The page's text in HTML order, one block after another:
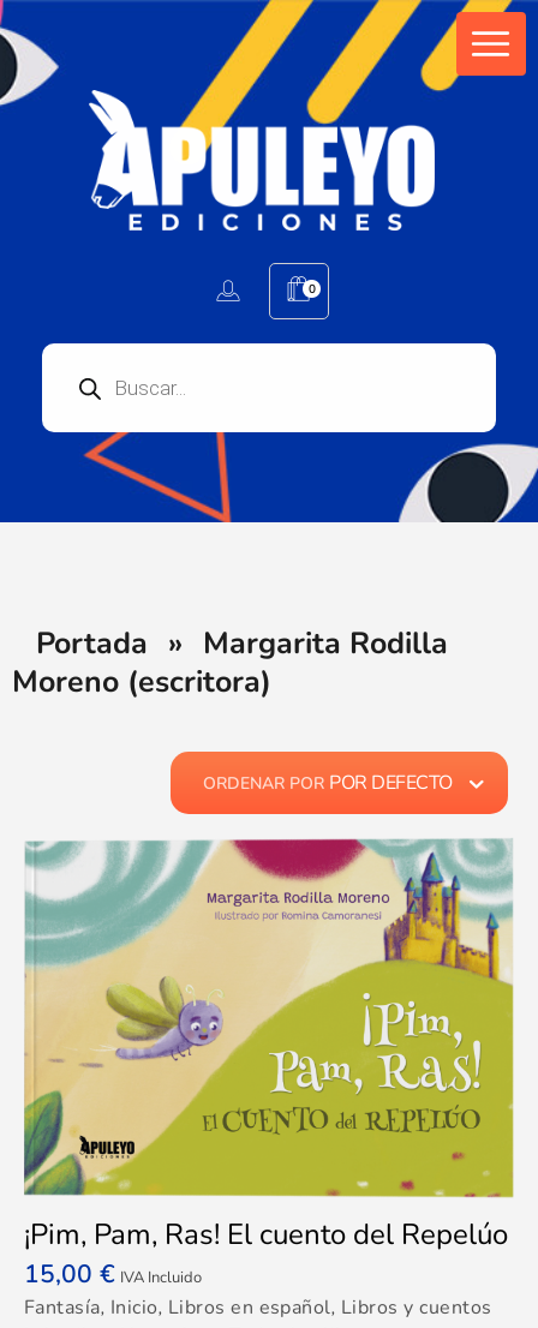
0
Portada » Margarita Rodilla
Moreno (escritora)
ORDENAR POR POR DEFECTO
¡Pim, Pam, Ras! El cuento del Repelúo
15,00 € IVA Incluido
Fantasía, Inicio, Libros en español, Libros y cuentos